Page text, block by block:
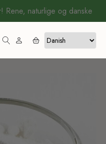
naturlige og danske